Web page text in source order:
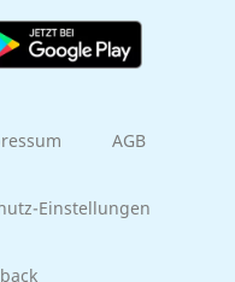
AGB
Einstellungen